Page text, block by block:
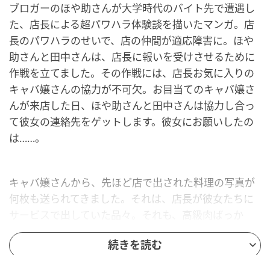
ブロガーのほや助さんが大学時代のバイト先で遭遇し
た、店長による超パワハラ体験談を描いたマンガ。店
長のパワハラのせいで、店の仲間が適応障害に。ほや
助さんと田中さんは、店長に報いを受けさせるために
作戦を立てました。その作戦には、店長お気に入りの
キャバ嬢さんの協力が不可欠。お目当てのキャバ嬢さ
んが来店した日、ほや助さんと田中さんは協力し合っ
て彼女の連絡先をゲットします。彼女にお願いしたの
は……。
キャバ嬢さんから、先ほど店で出された料理の写真が
何枚も送られてきました。それは、店長が彼女たちに
り！ この写真を本部社員の高橋さんに見せて、店長の
やり方がおかしいことを知ってもらおうというのが、
続きを読む